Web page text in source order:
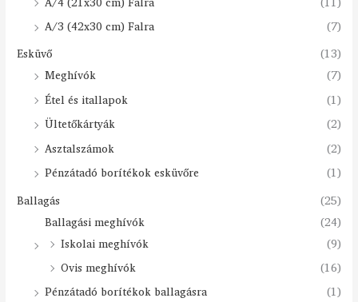
A/3 (42x30 cm) Falra
(7)
Esküvő
(13)
Meghívók
(7)
Étel és itallapok
(1)
Ültetőkártyák
(2)
Asztalszámok
(2)
Pénzátadó borítékok esküvőre
(1)
Ballagás
(25)
Ballagási meghívók
(24)
Iskolai meghívók
(9)
Ovis meghívók
(16)
Pénzátadó borítékok ballagásra
(1)